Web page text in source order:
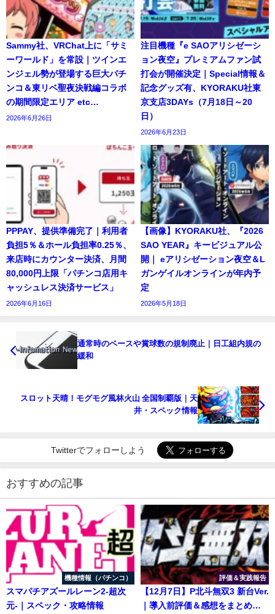
Sammy社、VRChat上に「サミ
ーワールド」を常設｜ツインエ
ンジェル勢が登場する巨大パチ
ンコ＆東リベ聖夜決戦編コラボ
の期間限定エリア etc…
2026年6月26日
注目機種『e SAOアリシゼーシ
ョン夜空』プレミアムファン試
打会が開催決定｜Special情報＆
記念グッズ有、KYORAKU社東
京支店3DAYs（7月18日～20
日）
2026年6月23日
PPPAY、提供準備完了｜利用者
負担5％＆ホール負担率0.25％、
来店時にカウンター決済、月間
80,000円上限「パチンコ店用キ
ャッシュレス決済サービス」
2026年6月16日
【画像】KYORAKU社、『2026
SAO YEAR』キービジュアル公
開｜ eアリシゼーション夜空＆L
ガンゲイルオンラインが年内予
定
2026年5月18日
通常時のベースや賞球数の規制廃止｜日工組内規の
緩和
スロット天晴！モグモグ風林火山 全国制覇版｜天
井・スペック情報
Twitterでフォローしよう
おすすめの記事
機種情報（パチンコ）
スマパチアズールレーン2-超次
元-｜スペック・攻略情報
評価＆実践報告
【12月7日】P北斗無双3 新台Ver.
｜導入前評価＆感想をまとめて